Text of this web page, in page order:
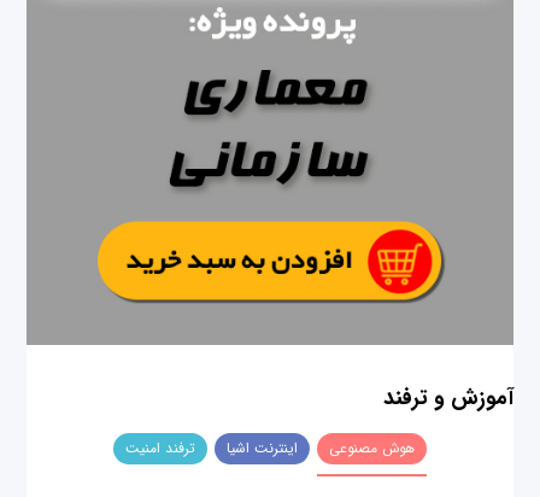
آموزش و ترفند
هوش مصنوعی اینترنت اشیا ترفند امنیت